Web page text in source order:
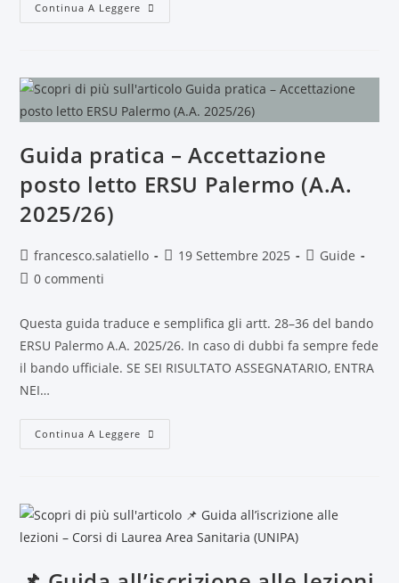
Continua A Leggere
Guida pratica – Accettazione
posto letto ERSU Palermo (A.A.
2025/26)
francesco.salatiello 19 Settembre 2025
Guide
0 commenti
Questa guida traduce e semplifica gli artt. 28–36 del bando
ERSU Palermo A.A. 2025/26. In caso di dubbi fa sempre fede
il bando ufficiale. SE SEI RISULTATO ASSEGNATARIO, ENTRA
NEI…
Continua A Leggere